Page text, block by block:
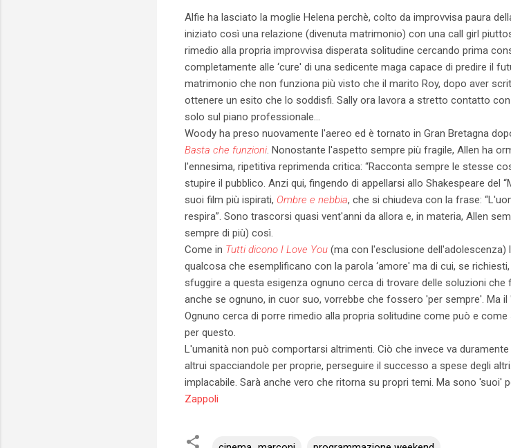
Alfie ha lasciato la moglie Helena perchè, colto da improvvisa paura
iniziato così una relazione (divenuta matrimonio) con una call girl
rimedio alla propria improvvisa disperata solitudine cercando prima
completamente alle ‘cure' di una sedicente maga capace di predire il
matrimonio che non funziona più visto che il marito Roy, dopo aver
ottenere un esito che lo soddisfi. Sally ora lavora a stretto contatto
solo sul piano professionale…
Woody ha preso nuovamente l'aereo ed è tornato in Gran Bretagna
Basta che funzioni. Nonostante l'aspetto sempre più fragile, Allen ha
l'ennesima, ripetitiva reprimenda critica: “Racconta sempre le stesse
stupire il pubblico. Anzi qui, fingendo di appellarsi allo Shakespeare del
suoi film più ispirati, Ombre e nebbia, che si chiudeva con la frase:
respira”. Sono trascorsi quasi vent'anni da allora e, in materia, Allen
sempre di più) così.
Come in Tutti dicono I Love You (ma con l'esclusione
qualcosa che esemplificano con la parola ‘amore' ma di cui, se
sfuggire a questa esigenza ognuno cerca di trovare delle soluzioni
anche se ognuno, in cuor suo, vorrebbe che fossero 'per sempre'. Ma
Ognuno cerca di porre rimedio alla propria solitudine come può e
per questo.
L'umanità non può comportarsi altrimenti. Ciò che invece va
altrui spacciandole per proprie, perseguire il successo a spese degli
implacabile. Sarà anche vero che ritorna su propri temi. Ma sono 'suoi'
Zappoli